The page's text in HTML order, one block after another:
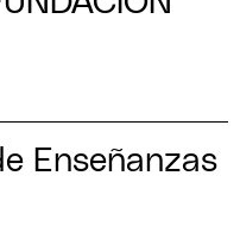
Enseñanzas